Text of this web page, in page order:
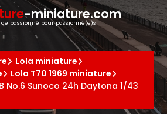
-miniature.com
passionné pour passionné(e)s
Lola miniature
Lola T70 1969 miniature
No.6 Sunoco 24h Daytona 1/43